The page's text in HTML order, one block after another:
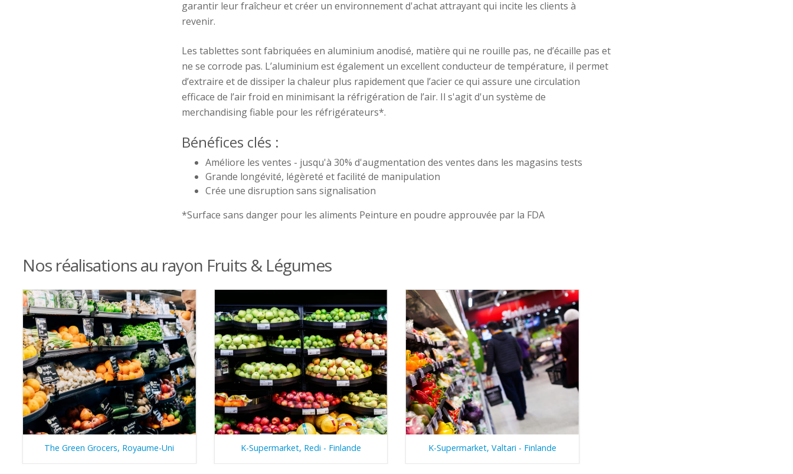
garantir leur fraîcheur et créer un environnement d'achat attrayant qui incite les clients à
revenir.
Les tablettes sont fabriquées en aluminium anodisé, matière qui ne rouille pas, ne d’écaille pas et
ne se corrode pas. L’aluminium est également un excellent conducteur de température, il permet
d’extraire et de dissiper la chaleur plus rapidement que l’acier ce qui assure une circulation
efficace de l’air froid en minimisant la réfrigération de l’air. Il s'agit d'un système de
merchandising fiable pour les réfrigérateurs*.
Bénéfices clés :
Améliore les ventes - jusqu'à 30% d'augmentation des ventes dans les magasins tests
Grande longévité, légèreté et facilité de manipulation
Crée une disruption sans signalisation
*Surface sans danger pour les aliments Peinture en poudre approuvée par la FDA
Nos réalisations au rayon Fruits & Légumes
The Green Grocers, Royaume-Uni K-Supermarket, Redi - Finlande K-Supermarket, Valtari - Finlande